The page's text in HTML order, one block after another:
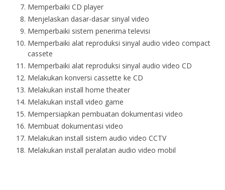
Memperbaiki CD player
Menjelaskan dasar-dasar sinyal video
Memperbaiki sistem penerima televisi
Memperbaiki alat reproduksi sinyal audio video compact
cassete
Memperbaiki alat reproduksi sinyal audio video CD
Melakukan konversi cassette ke CD
Melakukan install home theater
Melakukan install video game
Mempersiapkan pembuatan dokumentasi video
Membuat dokumentasi video
Melakukan install sistem audio video CCTV
Melakukan install peralatan audio video mobil